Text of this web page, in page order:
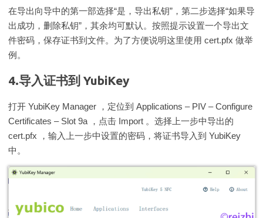
在导出向导中的第一部选择“是，导出私钥”，第二步选择“如果导
出成功，删除私钥”，其余均可默认。按照提示设置一个导出文
件密码，保存证书到文件。为了方便说明这里使用 cert.pfx 做举
例。
4.导入证书到 YubiKey
打开 YubiKey Manager ，定位到 Applications – PIV – Configure
Certificates – Slot 9a ，点击 Import 。选择上一步中导出的
cert.pfx ，输入上一步中设置的密码，将证书导入到 YubiKey
中。